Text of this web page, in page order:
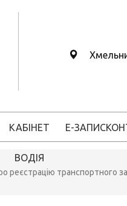
КАБІНЕТ
ВОДІЯ
Е-ЗАПИС
реєстрацію транспортного